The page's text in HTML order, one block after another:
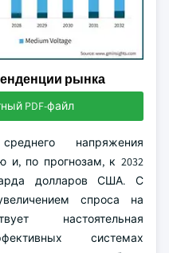
рынка
PDF-файл
напряжения
и, по прогнозам, к 2032
долларов США. С
спроса на
настоятельная
системах